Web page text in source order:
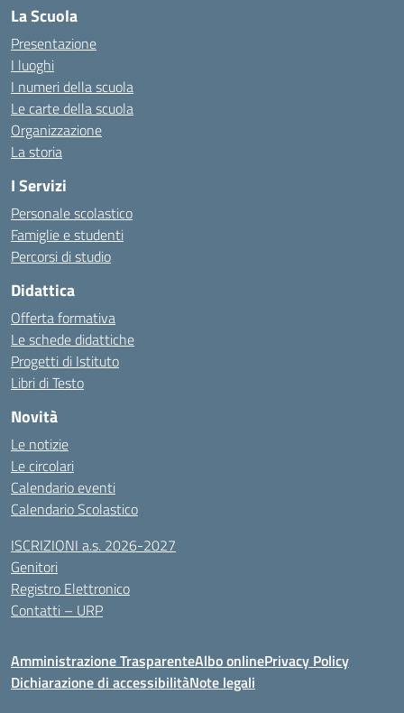
La Scuola
Presentazione
I luoghi
I numeri della scuola
Le carte della scuola
Organizzazione
La storia
I Servizi
Personale scolastico
Famiglie e studenti
Percorsi di studio
Didattica
Offerta formativa
Le schede didattiche
Progetti di Istituto
Libri di Testo
Novità
Le notizie
Le circolari
Calendario eventi
Calendario Scolastico
ISCRIZIONI a.s. 2026-2027
Genitori
Registro Elettronico
Contatti – URP
Amministrazione TrasparenteAlbo onlinePrivacy Policy
Dichiarazione di accessibilitàNote legali